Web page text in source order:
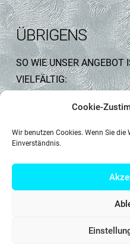
Cookie-
Wir benutzen Cookies. Wenn Sie die
Einverständnis.
ÜBRIGENS
SO WIE UNSER ANGEBOT
VIELFÄLTIG:
WIR SPRECHEN
RUSSISCH, TÜRKISCH
IMPRESSUM